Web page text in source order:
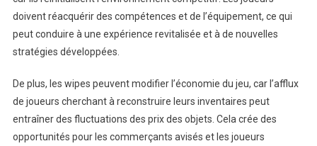
doivent réacquérir des compétences et de l’équipement, ce qui
peut conduire à une expérience revitalisée et à de nouvelles
stratégies développées.
De plus, les wipes peuvent modifier l’économie du jeu, car l’afflux
de joueurs cherchant à reconstruire leurs inventaires peut
entraîner des fluctuations des prix des objets. Cela crée des
opportunités pour les commerçants avisés et les joueurs